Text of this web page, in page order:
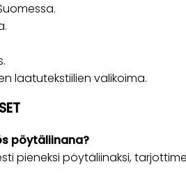
laatutekstiilien valikoima.
pöytäliinana?
pieneksi pöytäliinaksi,